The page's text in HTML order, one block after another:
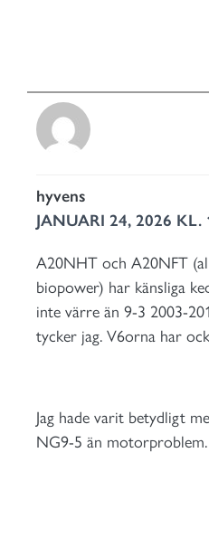
hyvens
JANUARI 24, 2026 KL.
A20NHT och A20NFT
biopower) har känsliga
inte värre än 9-3 2003-
tycker jag. V6orna har
Jag hade varit betydligt
NG9-5 än motorproblem.